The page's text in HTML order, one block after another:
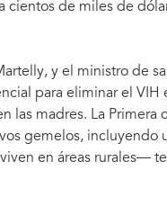
de miles de
y el ministro de
para eliminar el VIH
las madres. La Primera
gemelos, incluyendo
en áreas rurales—